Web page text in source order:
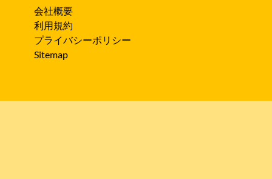
会社概要
利用規約
プライバシーポリシー
Sitemap